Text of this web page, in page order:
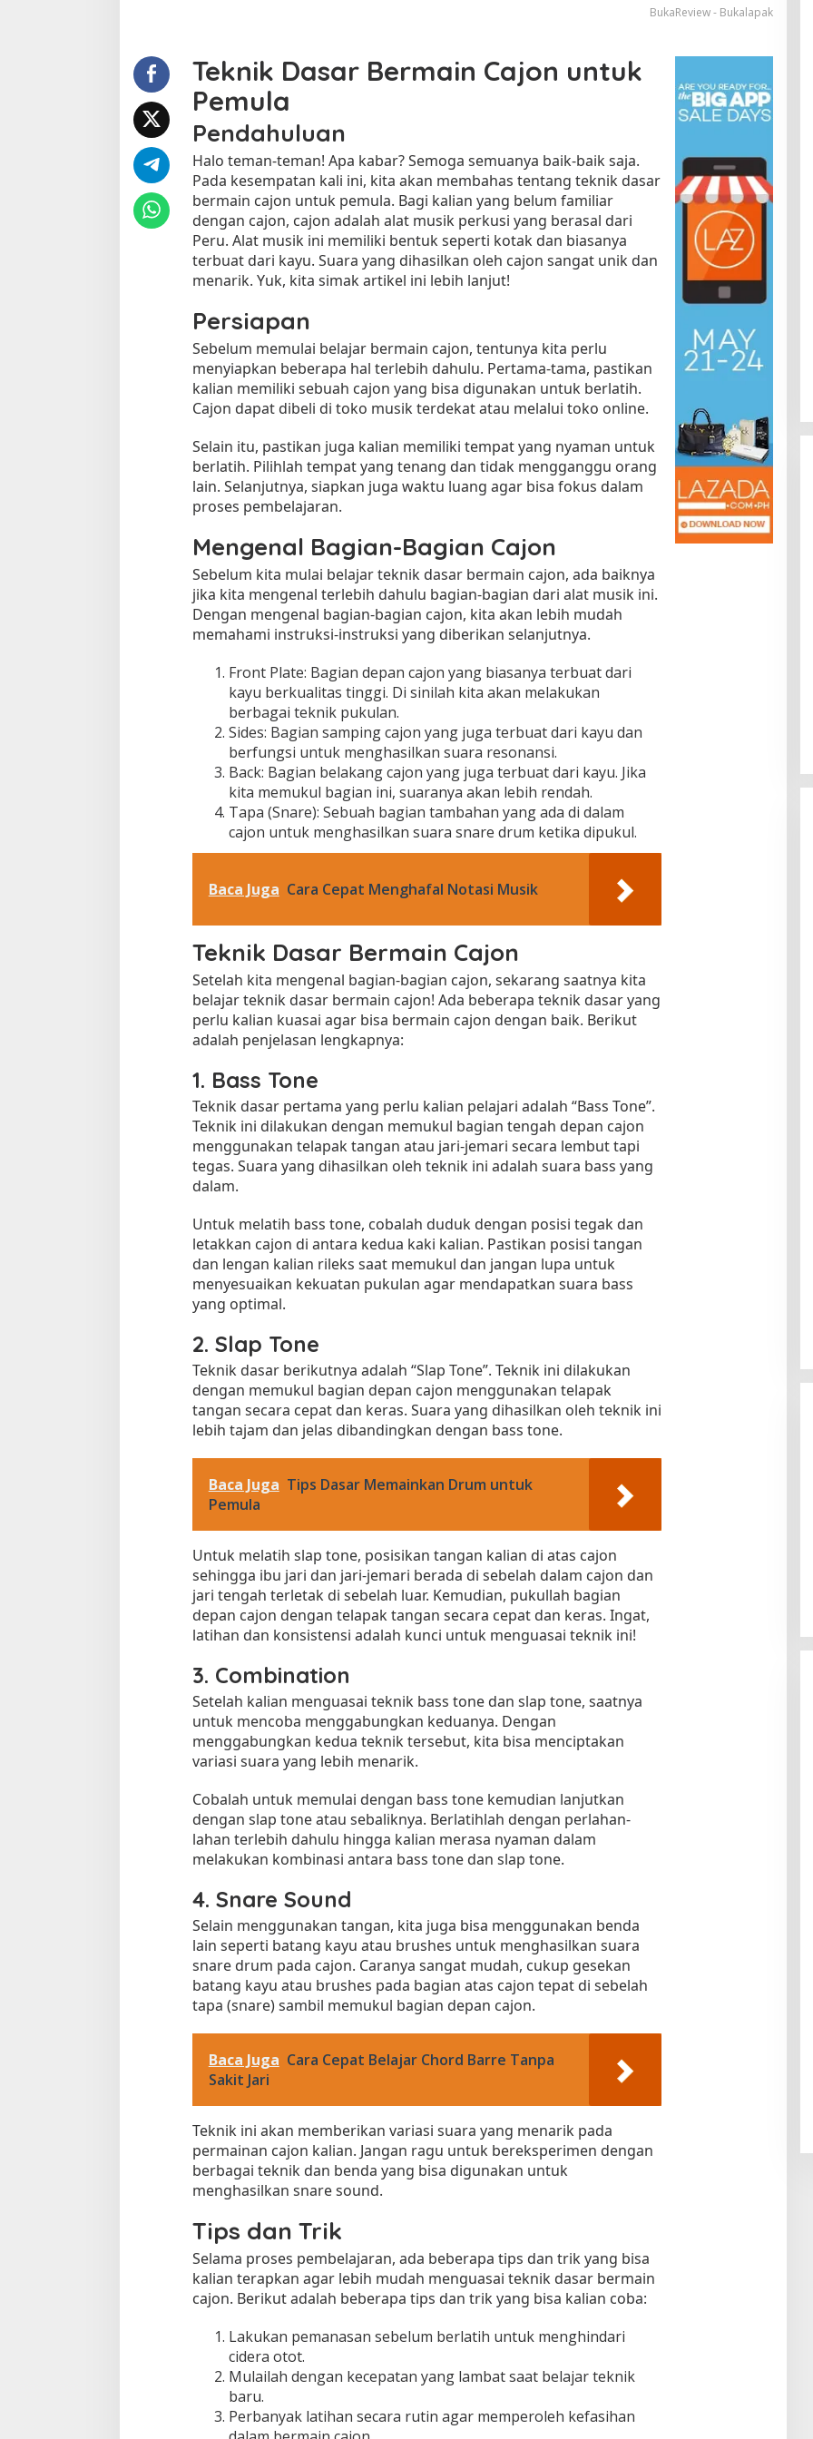
u
BukaReview - Bukalapak
Teknik Dasar Bermain Cajon untuk
Pemula
Pendahuluan
Halo teman-teman! Apa kabar? Semoga semuanya baik-baik saja.
Pada kesempatan kali ini, kita akan membahas tentang teknik dasar
bermain cajon untuk pemula. Bagi kalian yang belum familiar
dengan cajon, cajon adalah alat musik perkusi yang berasal dari
Peru. Alat musik ini memiliki bentuk seperti kotak dan biasanya
terbuat dari kayu. Suara yang dihasilkan oleh cajon sangat unik dan
menarik. Yuk, kita simak artikel ini lebih lanjut!
Persiapan
Sebelum memulai belajar bermain cajon, tentunya kita perlu
menyiapkan beberapa hal terlebih dahulu. Pertama-tama, pastikan
kalian memiliki sebuah cajon yang bisa digunakan untuk berlatih.
Cajon dapat dibeli di toko musik terdekat atau melalui toko online.
Selain itu, pastikan juga kalian memiliki tempat yang nyaman untuk
berlatih. Pilihlah tempat yang tenang dan tidak mengganggu orang
lain. Selanjutnya, siapkan juga waktu luang agar bisa fokus dalam
proses pembelajaran.
Mengenal Bagian-Bagian Cajon
Sebelum kita mulai belajar teknik dasar bermain cajon, ada baiknya
jika kita mengenal terlebih dahulu bagian-bagian dari alat musik ini.
Dengan mengenal bagian-bagian cajon, kita akan lebih mudah
memahami instruksi-instruksi yang diberikan selanjutnya.
Front Plate: Bagian depan cajon yang biasanya terbuat dari
kayu berkualitas tinggi. Di sinilah kita akan melakukan
berbagai teknik pukulan.
Sides: Bagian samping cajon yang juga terbuat dari kayu dan
berfungsi untuk menghasilkan suara resonansi.
Back: Bagian belakang cajon yang juga terbuat dari kayu. Jika
kita memukul bagian ini, suaranya akan lebih rendah.
Tapa (Snare): Sebuah bagian tambahan yang ada di dalam
cajon untuk menghasilkan suara snare drum ketika dipukul.
Baca Juga Cara Cepat Menghafal Notasi Musik
Teknik Dasar Bermain Cajon
Setelah kita mengenal bagian-bagian cajon, sekarang saatnya kita
belajar teknik dasar bermain cajon! Ada beberapa teknik dasar yang
perlu kalian kuasai agar bisa bermain cajon dengan baik. Berikut
adalah penjelasan lengkapnya:
1. Bass Tone
Teknik dasar pertama yang perlu kalian pelajari adalah “Bass Tone”.
Teknik ini dilakukan dengan memukul bagian tengah depan cajon
menggunakan telapak tangan atau jari-jemari secara lembut tapi
tegas. Suara yang dihasilkan oleh teknik ini adalah suara bass yang
dalam.
Untuk melatih bass tone, cobalah duduk dengan posisi tegak dan
letakkan cajon di antara kedua kaki kalian. Pastikan posisi tangan
dan lengan kalian rileks saat memukul dan jangan lupa untuk
menyesuaikan kekuatan pukulan agar mendapatkan suara bass
yang optimal.
2. Slap Tone
Teknik dasar berikutnya adalah “Slap Tone”. Teknik ini dilakukan
dengan memukul bagian depan cajon menggunakan telapak
tangan secara cepat dan keras. Suara yang dihasilkan oleh teknik ini
lebih tajam dan jelas dibandingkan dengan bass tone.
Baca Juga Tips Dasar Memainkan Drum untuk
Pemula
Untuk melatih slap tone, posisikan tangan kalian di atas cajon
sehingga ibu jari dan jari-jemari berada di sebelah dalam cajon dan
jari tengah terletak di sebelah luar. Kemudian, pukullah bagian
depan cajon dengan telapak tangan secara cepat dan keras. Ingat,
latihan dan konsistensi adalah kunci untuk menguasai teknik ini!
3. Combination
Setelah kalian menguasai teknik bass tone dan slap tone, saatnya
untuk mencoba menggabungkan keduanya. Dengan
menggabungkan kedua teknik tersebut, kita bisa menciptakan
variasi suara yang lebih menarik.
Cobalah untuk memulai dengan bass tone kemudian lanjutkan
dengan slap tone atau sebaliknya. Berlatihlah dengan perlahan-
lahan terlebih dahulu hingga kalian merasa nyaman dalam
melakukan kombinasi antara bass tone dan slap tone.
4. Snare Sound
Selain menggunakan tangan, kita juga bisa menggunakan benda
lain seperti batang kayu atau brushes untuk menghasilkan suara
snare drum pada cajon. Caranya sangat mudah, cukup gesekan
batang kayu atau brushes pada bagian atas cajon tepat di sebelah
tapa (snare) sambil memukul bagian depan cajon.
Baca Juga Cara Cepat Belajar Chord Barre Tanpa
Sakit Jari
Teknik ini akan memberikan variasi suara yang menarik pada
permainan cajon kalian. Jangan ragu untuk bereksperimen dengan
berbagai teknik dan benda yang bisa digunakan untuk
menghasilkan snare sound.
Tips dan Trik
Selama proses pembelajaran, ada beberapa tips dan trik yang bisa
kalian terapkan agar lebih mudah menguasai teknik dasar bermain
cajon. Berikut adalah beberapa tips dan trik yang bisa kalian coba:
Lakukan pemanasan sebelum berlatih untuk menghindari
cidera otot.
Mulailah dengan kecepatan yang lambat saat belajar teknik
baru.
Perbanyak latihan secara rutin agar memperoleh kefasihan
Tempat Makan All You Can Eat di
Tempat Makan di Kota Baru Jambi
Di Daerah, Jambi, Travel | 3 Januari 2025
Tempat Makan Kepiting di Jambi
Di Daerah, Jambi, Travel